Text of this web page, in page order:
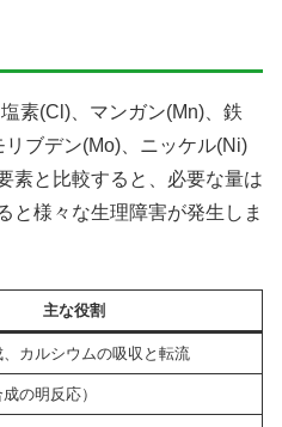
素(Cl)、マンガン(Mn)、鉄
ブデン(Mo)、ニッケル(Ni)
素と比較すると、必要な量は
と様々な生理障害が発生しま
主な役割
カルシウムの吸収と転流
の明反応）